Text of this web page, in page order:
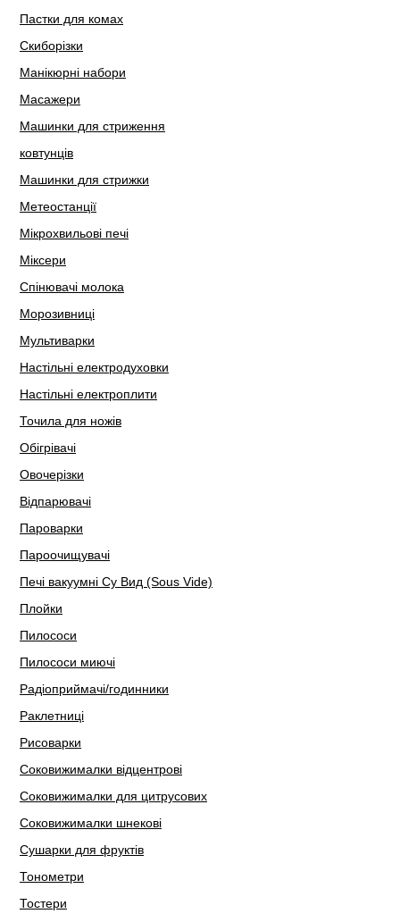
Пастки для комах
Скиборізки
Манікюрні набори
Масажери
Машинки для стриження
ковтунців
Машинки для стрижки
Метеостанції
Мікрохвильові печі
Міксери
Спінювачі молока
Морозивниці
Мультиварки
Настільні електродуховки
Настільні електроплити
Точила для ножів
Обігрівачі
Овочерізки
Відпарювачі
Пароварки
Пароочищувачі
Печі вакуумні Су Вид (Sous Vide)
Плойки
Пилососи
Пилососи миючі
Радіоприймачі/годинники
Раклетниці
Рисоварки
Соковижималки відцентрові
Соковижималки для цитрусових
Соковижималки шнекові
Сушарки для фруктів
Тонометри
Тостери